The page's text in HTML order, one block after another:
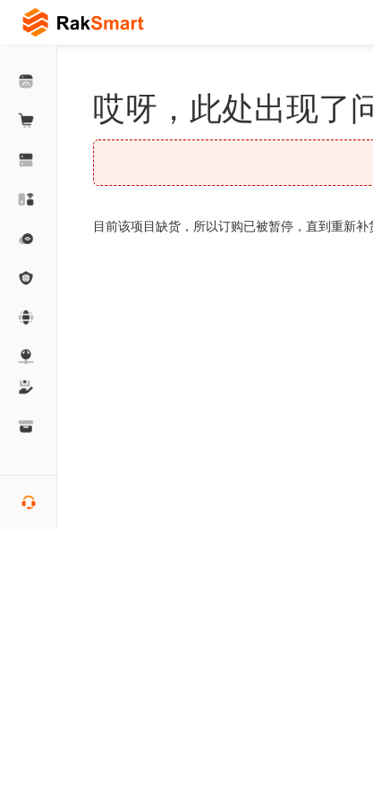
哎呀，此处出现了
目前该项目缺货，所以订购已被暂停，直到重新补